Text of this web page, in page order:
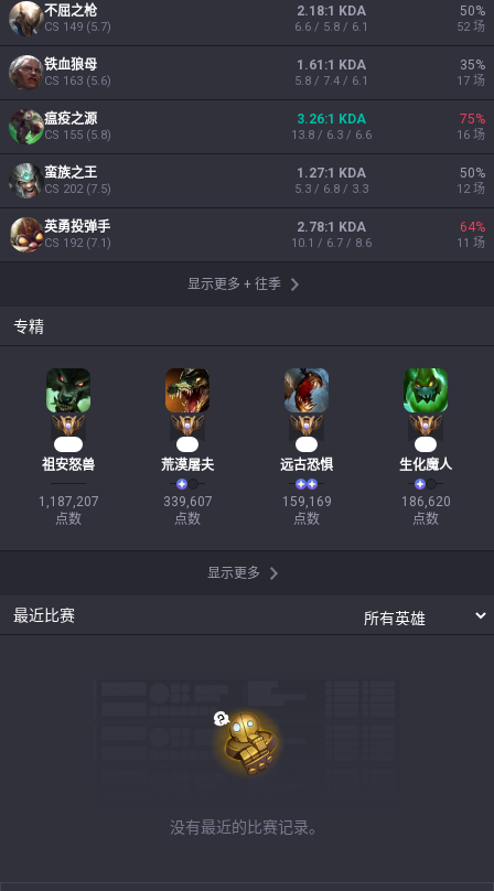
不屈之枪
CS 149 (5.7)
2.18:1 KDA
6.6 / 5.8 / 6.1
50%
52 场
铁血狼母
CS 163 (5.6)
1.61:1 KDA
5.8 / 7.4 / 6.1
35%
17 场
瘟疫之源
CS 155 (5.8)
3.26:1 KDA
13.8 / 6.3 / 6.6
75%
16 场
蛮族之王
CS 202(7.5)
1.27:1 KDA
5.3 / 6.8 / 3.3
50%
12 场
英勇投弹手
CS 192(7.1)
2.78:1 KDA
10.1 / 6.7 / 8.6
64%
11 场
显示更多 + 往季
专精
祖安怒兽
1,187,207
点数
荒漠屠夫
339,607
点数
远古恐惧
159,169
点数
生化魔人
186,620
点数
显示更多
最近比赛
没有最近的比赛记录。